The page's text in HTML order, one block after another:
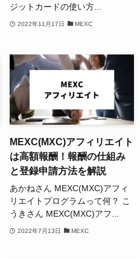
ジットカードの使い方...
2022年11月17日 MEXC
MEXC(MXC)アフィリエイト
は高額報酬！報酬の仕組み
と登録申請方法を解説
あかねさん MEXC(MXC)アフィ
リエイトプログラムって何？ こ
うきさん MEXC(MXC)アフ...
2022年7月13日 MEXC